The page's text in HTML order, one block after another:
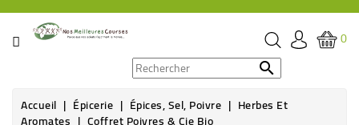
CATÉGORIE
ÉPICERIE
0

Accueil Épicerie Épices, Sel, Poivre Herbes Et